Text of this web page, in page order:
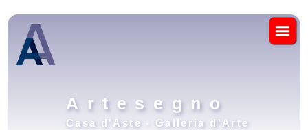
Artesegno
Casa d'Aste - Galleria d'Arte